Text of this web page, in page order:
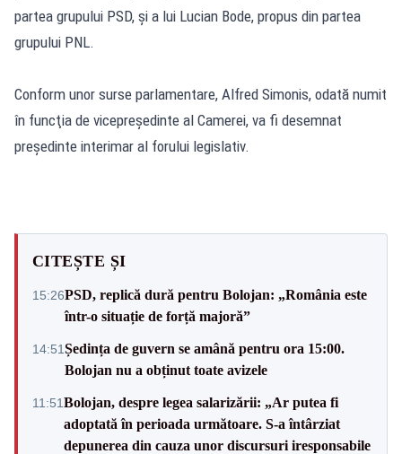
partea grupului PSD, şi a lui Lucian Bode, propus din partea
grupului PNL.
Conform unor surse parlamentare, Alfred Simonis, odată numit
în funcţia de vicepreşedinte al Camerei, va fi desemnat
preşedinte interimar al forului legislativ.
CITEȘTE ȘI
15:26PSD, replică dură pentru Bolojan: „România este
într-o situație de forță majoră”
14:51Ședința de guvern se amână pentru ora 15:00.
Bolojan nu a obținut toate avizele
11:51Bolojan, despre legea salarizării: „Ar putea fi
adoptată în perioada următoare. S-a întârziat
depunerea din cauza unor discursuri iresponsabile